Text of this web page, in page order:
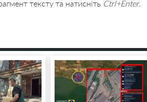
тексту та натисніть Ctrl+Enter.